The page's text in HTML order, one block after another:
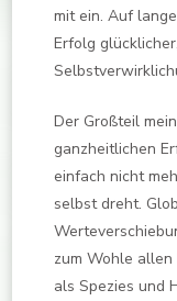
mit ein. Auf
Erfolg
Der Großteil
ganzheitlichen
einfach nicht
selbst dreht.
zum Wohle
als Spezies und